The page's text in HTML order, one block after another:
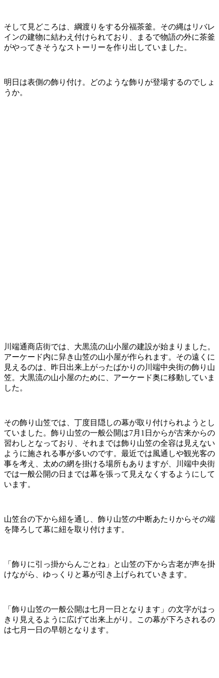
そして見どころは、綱渡りをする分福茶釜。その縄はリバレ
インの建物に結わえ付けられており、まるで物語の外に茶釜
がやってきそうなストーリーを作り出していました。
明日は表側の飾り付け。どのような飾りが登場するのでしょ
うか。
川端通商店街では、大黒流の山小屋の建設が始まりました。
アーケード内に舁き山笠の山小屋が作られます。その遠くに
見えるのは、昨日出来上がったばかりの川端中央街の飾り山
笠。大黒流の山小屋のために、アーケード奥に移動していま
した。
その飾り山笠では、丁度目隠しの幕が取り付けられようとし
ていました。飾り山笠の一般公開は7月1日からが古来からの
習わしとなっており、それまでは飾り山笠の全容は見えない
ように施される事が多いのです。最近では風通しや観光客の
事を考え、太めの網を掛ける場所もありますが、川端中央街
では一般公開の日までは幕を張って見えなくするようにして
います。
山笠台の下から紐を通し、飾り山笠の中断あたりからその端
を降ろして幕に紐を取り付けます。
「飾りに引っ掛からんごとね」と山笠の下から古老が声を掛
けながら、ゆっくりと幕が引き上げられていきます。
「飾り山笠の一般公開は七月一日となります」の文字がはっ
きり見えるように広げて出来上がり。この幕が下ろされるの
は七月一日の早朝となります。